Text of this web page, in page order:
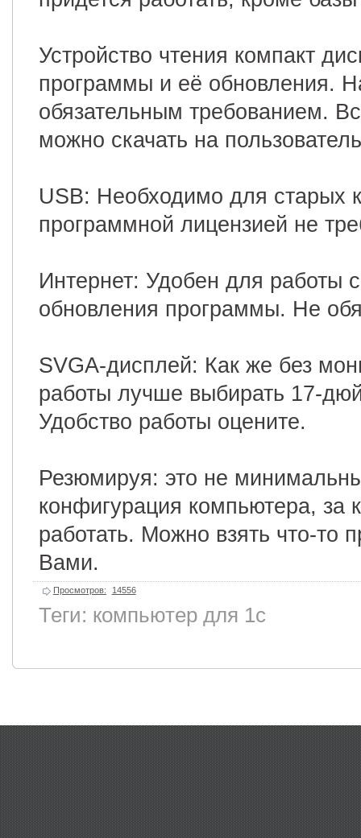
Устройство чтения компакт
программы и её обновления.
обязательным требованием.
можно скачать на
USB: Необходимо для старых
программной лицензией не
Интернет: Удобен для работы
обновления программы. Не
SVGA-дисплей: Как же без
работы лучше выбирать 17-
Удобство работы оцените.
Резюмируя: это не
конфигурация компьютера, за
работать. Можно взять что-
Вами.
Просмотров: 14556
Теги: компьютер для 1с